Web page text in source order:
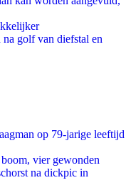
golf van diefstal en
op 79-jarige leeftijd
vier gewonden
na dickpic in